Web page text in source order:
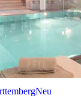
Neu